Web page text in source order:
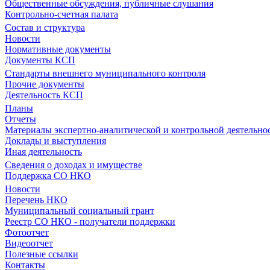
Общественные обсуждения, публичные слушания
Контрольно-счетная палата
Состав и структура
Новости
Нормативные документы
Документы КСП
Стандарты внешнего муниципального контроля
Прочие документы
Деятельность КСП
Планы
Отчеты
Материалы экспертно-аналитической и контрольной
Доклады и выступления
Иная деятельность
Сведения о доходах и имуществе
Поддержка СО НКО
Новости
Перечень НКО
Муниципальный социальный грант
Реестр СО НКО - получатели поддержки
Фотоотчет
Видеоотчет
Полезные ссылки
Контакты